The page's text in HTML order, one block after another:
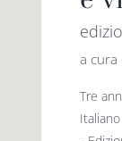
a cura
Tre